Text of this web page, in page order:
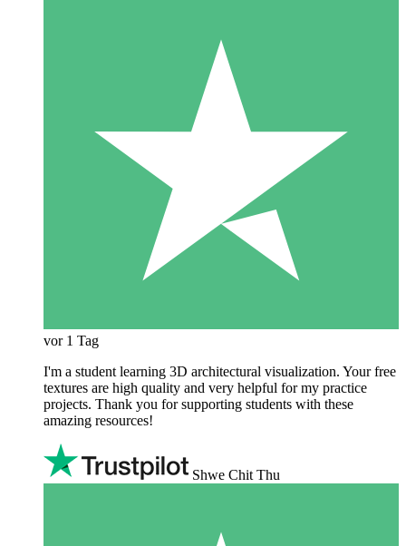
vor 1 Tag
I'm a student learning 3D architectural visualization. Your free
textures are high quality and very helpful for my practice
projects. Thank you for supporting students with these
amazing resources!
Shwe Chit Thu